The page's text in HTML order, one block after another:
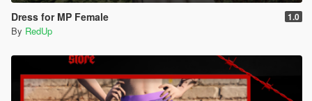
Dress for MP Female 1.0
By RedUp